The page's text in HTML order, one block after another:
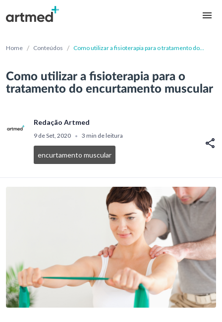
Home / Conteúdos / Como utilizar a fisioterapia para o tratamento do
Como utilizar a fisioterapia para o
tratamento do encurtamento muscular
Redação Artmed
9 de Set, 2020 • 3 min de leitura
encurtamento muscular